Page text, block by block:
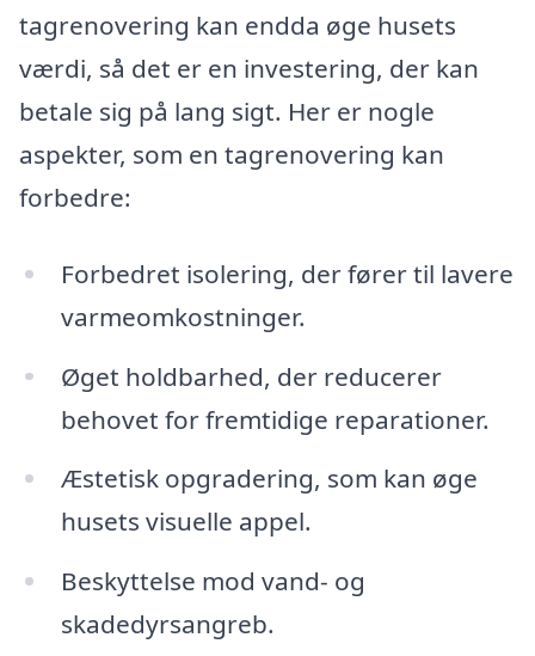
tagrenovering kan endda øge husets
værdi, så det er en investering, der kan
betale sig på lang sigt. Her er nogle
aspekter, som en tagrenovering kan
forbedre:
Forbedret isolering, der fører til lavere
varmeomkostninger.
Øget holdbarhed, der reducerer
behovet for fremtidige reparationer.
Æstetisk opgradering, som kan øge
husets visuelle appel.
Beskyttelse mod vand- og
skadedyrsangreb.